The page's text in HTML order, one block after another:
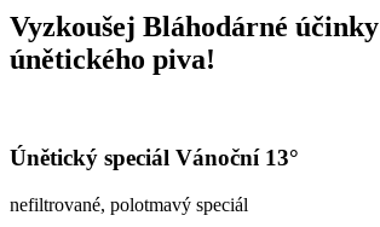
Vyzkoušej Bláhodárné účinky
únětického piva!
Únětický speciál Vánoční 13°
nefiltrované, polotmavý speciál